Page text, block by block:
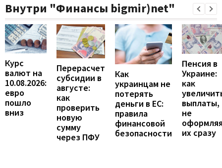
Внутри "Финансы bigmir)net"
Курс
валют на
10.08.2026:
евро
пошло
вниз
Перерасчет
субсидии в
августе:
как
проверить
новую
сумму
через ПФУ
Как
украинцам не
потерять
деньги в ЕС:
правила
финансовой
безопасности
Пенсия в
Украине:
как
выплаты,
не
их сразу